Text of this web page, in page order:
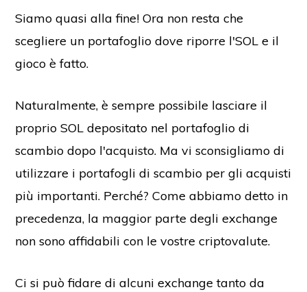
Siamo quasi alla fine! Ora non resta che
scegliere un portafoglio dove riporre l'SOL e il
gioco è fatto.
Naturalmente, è sempre possibile lasciare il
proprio SOL depositato nel portafoglio di
scambio dopo l'acquisto. Ma vi sconsigliamo di
utilizzare i portafogli di scambio per gli acquisti
più importanti. Perché? Come abbiamo detto in
precedenza, la maggior parte degli exchange
non sono affidabili con le vostre criptovalute.
Ci si può fidare di alcuni exchange tanto da